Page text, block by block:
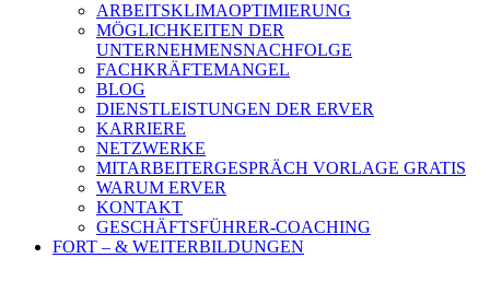
ARBEITSKLIMAOPTIMIERUNG
MÖGLICHKEITEN DER
UNTERNEHMENSNACHFOLGE
FACHKRÄFTEMANGEL
BLOG
DIENSTLEISTUNGEN DER ERVER
KARRIERE
NETZWERKE
MITARBEITERGESPRÄCH VORLAGE GRATIS
WARUM ERVER
KONTAKT
GESCHÄFTSFÜHRER-COACHING
FORT – & WEITERBILDUNGEN